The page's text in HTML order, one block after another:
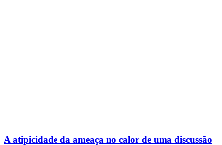
A atipicidade da ameaça no calor de uma discussão